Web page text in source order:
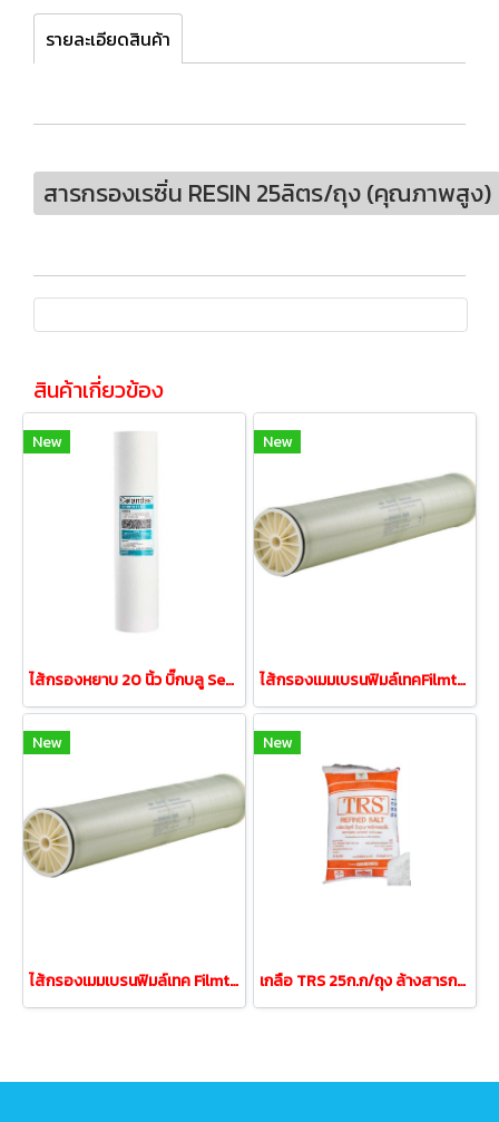
รายละเอียดสินค้า
สารกรองเรซิ่น RESIN 25ลิตร/ถุง (คุณภาพสูง)
สินค้าเกี่ยวข้อง
New
ไส้กรองหยาบ 20 นิ้ว บิ๊กบลู Sediment Bigblue 5 Micron
New
ไส้กรองเมมเบรนฟิมล์เทคFilmtec BW30-400iG (คุณภาพสูง)
New
ไส้กรองเมมเบรนฟิมล์เทค Filmtec BW30-400 (คุณภาพสูง)
New
เกลือ TRS 25ก.ก/ถุง ล้างสารกรองเรซิ่นและสระว่ายน้ำ